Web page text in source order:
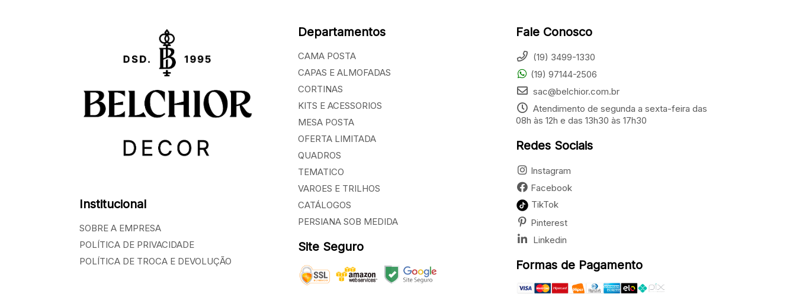
Institucional
SOBRE A EMPRESA
POLÍTICA DE PRIVACIDADE
POLÍTICA DE TROCA E DEVOLUÇÃO
Departamentos
CAMA POSTA
CAPAS E ALMOFADAS
CORTINAS
KITS E ACESSORIOS
MESA POSTA
OFERTA LIMITADA
QUADROS
TEMATICO
VAROES E TRILHOS
CATÁLOGOS
PERSIANA SOB MEDIDA
Site Seguro
Fale Conosco
(19) 3499-1330
(19) 97144-2506
sac@belchior.com.br
Atendimento de segunda a sexta-feira das
08h às 12h e das 13h30 às 17h30
Redes Sociais
Instagram
Facebook
TikTok
Pinterest
Linkedin
Formas de Pagamento